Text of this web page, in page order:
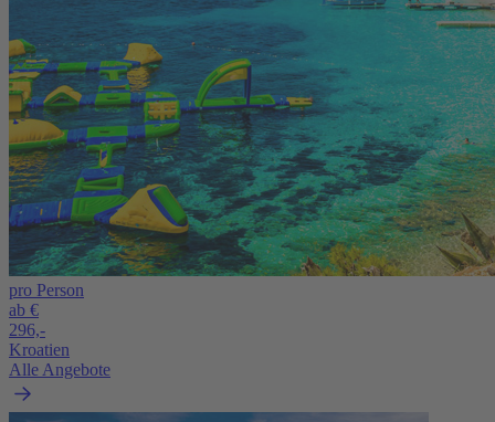
pro Person
ab €
296,-
Kroatien
Alle Angebote